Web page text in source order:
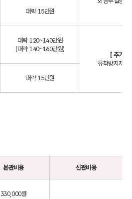
대략 15만원
대략 120~140만원
(대략 140~160만원)
[ 추가선
유착방지제,
대략 15만원
본관비용 신관비용
330,000원